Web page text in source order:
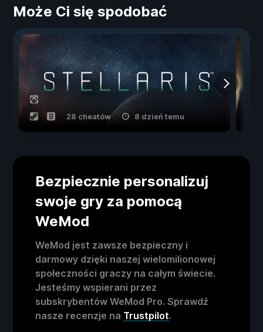
Może Ci się spodobać
28 cheatów 8 dzień temu
Bezpiecznie personalizuj
swoje gry za pomocą
WeMod
WeMod jest zawsze bezpieczny i
darmowy dzięki naszej wielomilionowej
społeczności graczy na całym świecie.
Jesteśmy wspierani przez
subskrybentów WeMod Pro. Sprawdź
nasze recenzje na Trustpilot.